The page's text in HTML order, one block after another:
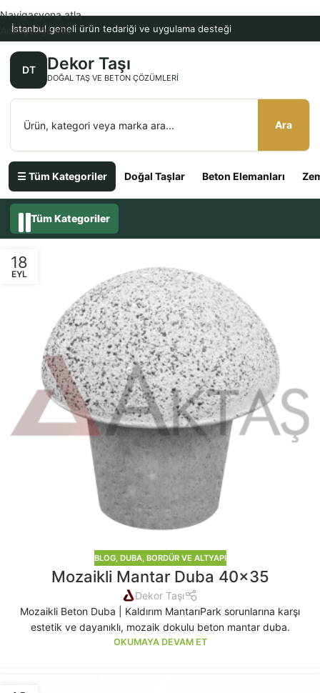
İstanbul geneli ürün tedariği ve uygulama desteği
DT Dekor Taşı
DOĞAL TAŞ VE BETON ÇÖZÜMLERI
Ara
☰ Tüm Kategoriler Doğal Taşlar Beton Elemanları
Navigasyona atla
Ana içeriğe atla
Tüm Kategoriler
18
EYL
BLOG, DUBA, BORDÜR VE ALTYAPI
Mozaikli Mantar Duba 40×35
Dekor Taşı
Mozaikli Beton Duba | Kaldırım MantarıPark sorunlarına karşı
estetik ve dayanıklı, mozaik dokulu beton mantar duba.
OKUMAYA DEVAM ET